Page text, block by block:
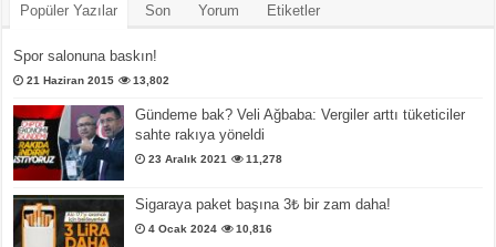
Popüler Yazılar Son Yorum Etiketler
Spor salonuna baskın!
21 Haziran 2015 13,802
Gündeme bak? Veli Ağbaba: Vergiler arttı tüketiciler
sahte rakıya yöneldi
23 Aralık 2021 11,278
Sigaraya paket başına 3₺ bir zam daha!
4 Ocak 2024 10,816